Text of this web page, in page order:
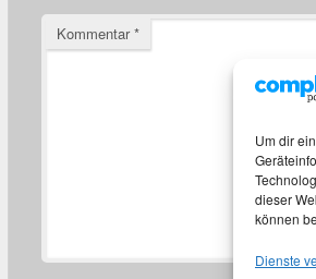
Um dir
dieser
können
Dienste
Kommentar*